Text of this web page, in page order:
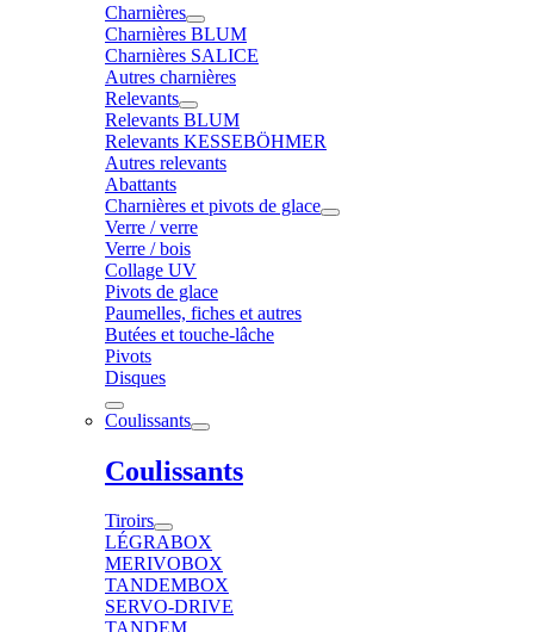
Charnières
Charnières BLUM
Charnières SALICE
Autres charnières
Relevants
Relevants BLUM
Relevants KESSEBÖHMER
Autres relevants
Abattants
Charnières et pivots de glace
Verre / verre
Verre / bois
Collage UV
Pivots de glace
Paumelles, fiches et autres
Butées et touche-lâche
Pivots
Disques
Coulissants
Coulissants
Tiroirs
LÉGRABOX
MERIVOBOX
TANDEMBOX
SERVO-DRIVE